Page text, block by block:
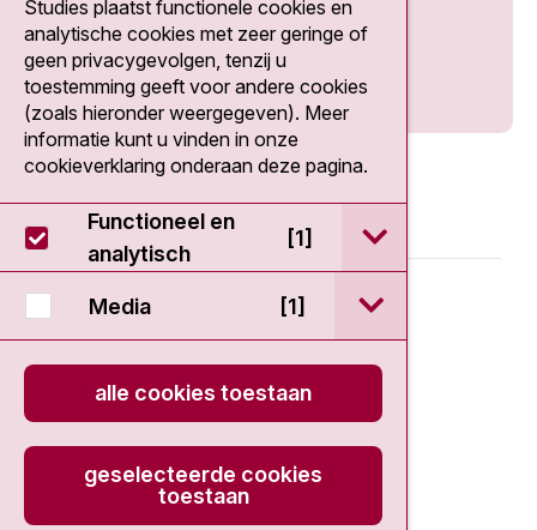
Social media
© 2026 - EDDC-NKI
Disclaimer
Cookieverklaring
Studies plaatst functionele cookies en
analytische cookies met zeer geringe of
geen privacygevolgen, tenzij u
toestemming geeft voor andere cookies
(zoals hieronder weergegeven). Meer
informatie kunt u vinden in onze
cookieverklaring onderaan deze pagina.
Functioneel en
analytisch
[1] open / sluit
Media [1] open / sluit
alle cookies toestaan
geselecteerde cookies
toestaan